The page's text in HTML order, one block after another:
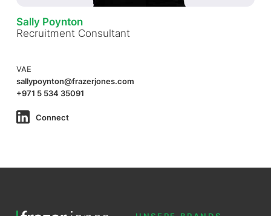
Sally Poynton
Recruitment Consultant
VAE
sallypoynton@frazerjones.com
+971 5 534 35091
Connect